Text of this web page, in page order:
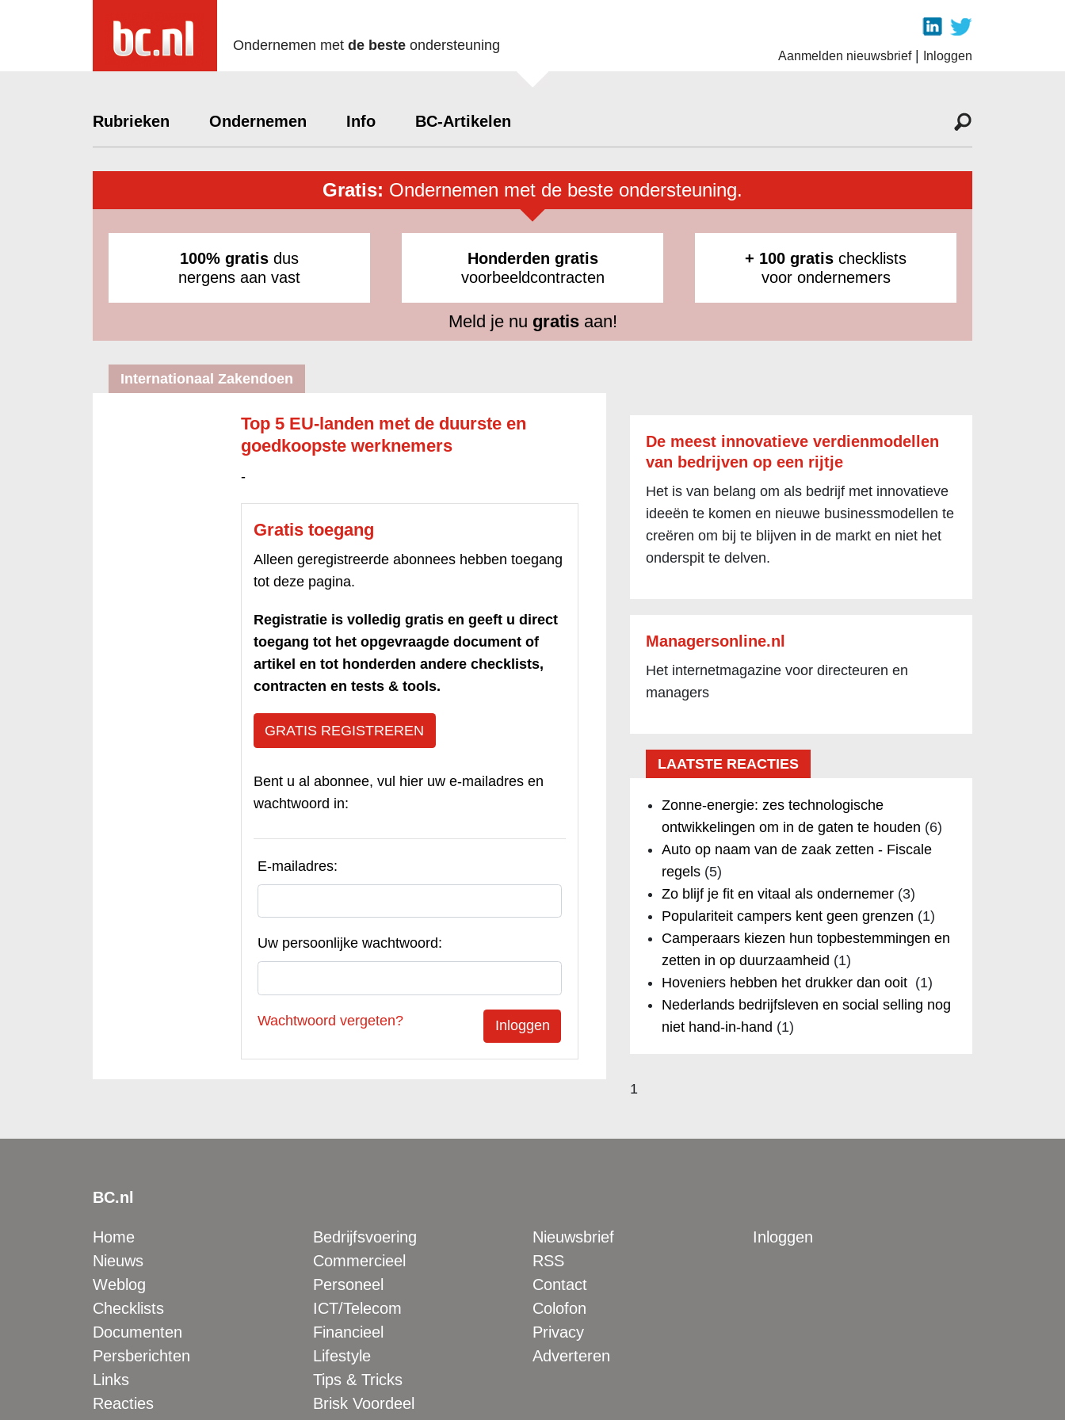
Ondernemen met de beste ondersteuning
Aanmelden nieuwsbrief| Inloggen
Rubrieken Ondernemen Info BC-Artikelen
Gratis: Ondernemen met de beste ondersteuning.
100% gratis dus
nergens aan vast
Honderden gratis
voorbeeldcontracten
+ 100 gratis checklists
voor ondernemers
Meld je nu gratisaan!
Internationaal Zakendoen
Top 5 EU-landen met de duurste en
goedkoopste werknemers
-
Gratis toegang
Alleen geregistreerde abonnees hebben toegang
tot deze pagina.
Registratie is volledig gratis en geeft u direct
toegang tot het opgevraagde document of
artikel en tot honderden andere checklists,
contracten en tests & tools.
GRATIS REGISTREREN
Bent u al abonnee, vul hier uw e-mailadres en
wachtwoord in:
E-mailadres:
Uw persoonlijke wachtwoord:
Wachtwoord vergeten?
De meest innovatieve verdienmodellen
van bedrijven op een rijtje
Het is van belang om als bedrijf met innovatieve
ideeën te komen en nieuwe businessmodellen te
creëren om bij te blijven in de markt en niet het
onderspit te delven.
Managersonline.nl
Het internetmagazine voor directeuren en
managers
LAATSTE REACTIES
Zonne-energie: zes technologische
ontwikkelingen om in de gaten te houden (6)
Auto op naam van de zaak zetten - Fiscale
regels(5)
Zo blijf je fit en vitaal als ondernemer(3)
Populariteit campers kent geen grenzen (1)
Camperaars kiezen hun topbestemmingen en
zetten in op duurzaamheid (1)
Hoveniers hebben het drukker dan ooit (1)
Nederlands bedrijfsleven en social selling nog
niet hand-in-hand (1)
1
BC.nl
Home
Nieuws
Weblog
Checklists
Documenten
Persberichten
Links
Reacties
Bedrijfsvoering
Commercieel
Personeel
ICT/Telecom
Financieel
Lifestyle
Tips & Tricks
Brisk Voordeel
Nieuwsbrief
RSS
Contact
Colofon
Privacy
Adverteren
Inloggen